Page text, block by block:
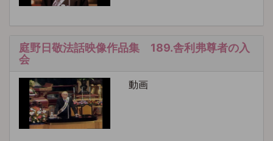
庭野日敬法話映像作品集 189.舎利弗尊者の入
会
動画